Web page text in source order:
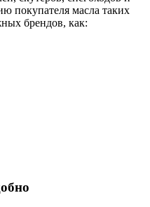
покупателя масла таких
брендов, как: